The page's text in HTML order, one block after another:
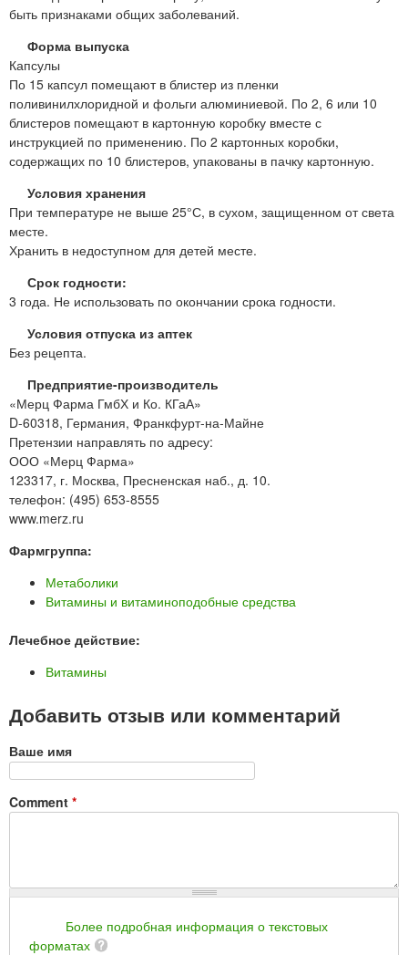
быть признаками общих заболеваний.
Форма выпуска
Капсулы
По 15 капсул помещают в блистер из пленки
поливинилхлоридной и фольги алюминиевой. По 2, 6 или 10
блистеров помещают в картонную коробку вместе с
инструкцией по применению. По 2 картонных коробки,
содержащих по 10 блистеров, упакованы в пачку картонную.
Условия хранения
При температуре не выше 25°С, в сухом, защищенном от света
месте.
Хранить в недоступном для детей месте.
Срок годности:
3 года. Не использовать по окончании срока годности.
Условия отпуска из аптек
Без рецепта.
Предприятие-производитель
«Мерц Фарма ГмбХ и Ко. КГаА»
D-60318, Германия, Франкфурт-на-Майне
Претензии направлять по адресу:
ООО «Мерц Фарма»
123317, г. Москва, Пресненская наб., д. 10.
телефон: (495) 653-8555
www.merz.ru
Фармгруппа:
Метаболики
Витамины и витаминоподобные средства
Лечебное действие:
Витамины
Добавить отзыв или комментарий
Ваше имя
Comment *
Более подробная информация о текстовых
форматах